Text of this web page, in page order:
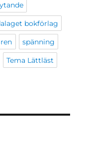
bokförlag
spänning
Tema Lättläst